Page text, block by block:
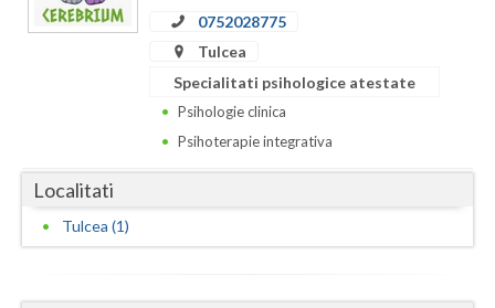
Cluj
Dolj
Galati
0752028775
Tulcea
Specialitati psihologice atestate
Psihologie clinica
Psihoterapie integrativa
Localitati
Tulcea (1)